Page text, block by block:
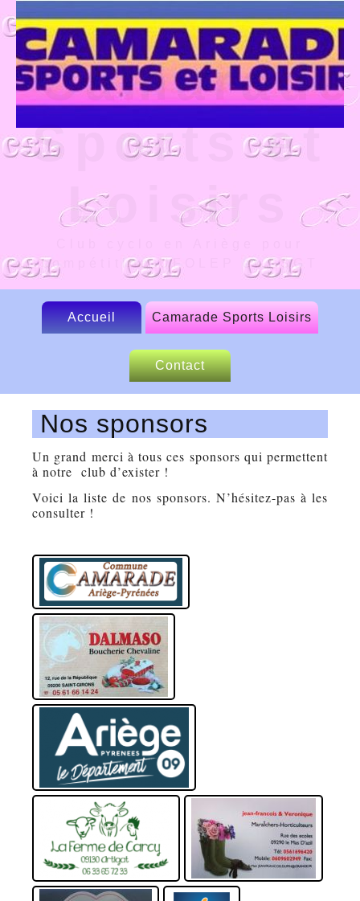
Camarade
Sports et
Loisirs
compétition UFOLEP et FSGT
Accueil Camarade Sports Loisirs
Le CSL
Nos sponsors
Contact
Nos sponsors
Un grand merci à tous ces sponsors qui permettent
à notre club d’exister !
Voici la liste de nos sponsors. N’hésitez-pas à les
consulter !